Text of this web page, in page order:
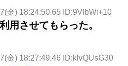
金) 18:24:50.65 ID:9VIbWi+10
用させてもらった。
金) 18:27:49.46 ID:klvQUsG30